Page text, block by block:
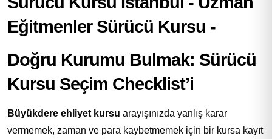
Doğru Kurumu Bulmak: Sürücü
Kursu Seçim Checklist’i
Büyükdere ehliyet kursu arayışınızda yanlış karar
vermemek, zaman ve para kaybetmemek için bir kursa kayıt